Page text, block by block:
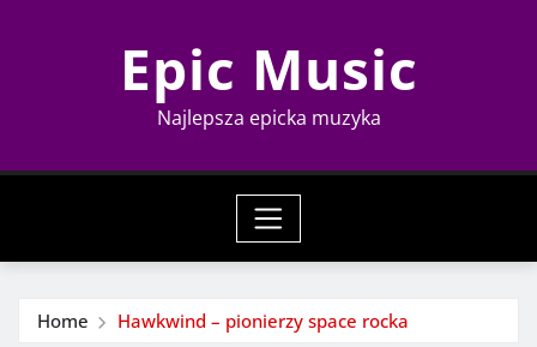
Epic Music
Najlepsza epicka muzyka
Home Hawkwind – pionierzy space rocka